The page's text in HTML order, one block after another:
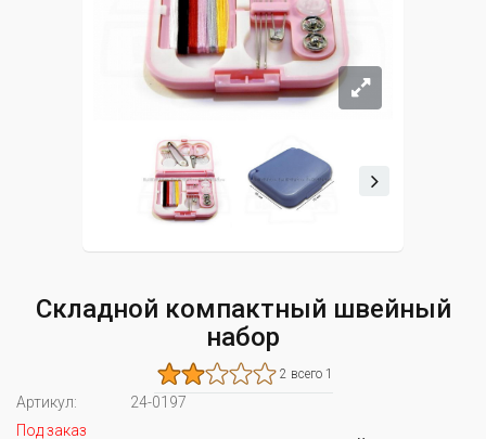
Складной компактный швейный
набор
2 всего 1
Артикул:
24-0197
Под заказ